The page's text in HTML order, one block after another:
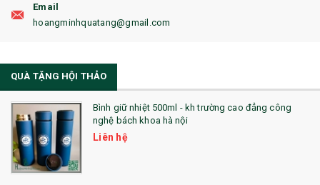
19. ĐỒNG HỒ TREO TƯỜNG
22. ĐỒNG HỒ ĐỂ BÀN
23. QÙA TẶNG ĐỘC ĐÁO
24. QÙA TẶNG PHA LÊ
25. QUÀ TẶNG GLASSLOCK
Email
hoangminhquatang@gmail.com
QUÀ TẶNG HỘI THẢO
Bình giữ nhiệt 500ml - kh trường cao đẳng công
nghệ bách khoa hà nội
Liên hệ